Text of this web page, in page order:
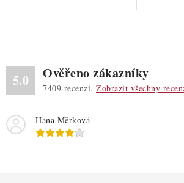
5.0 Ověřeno zákazníky
7409 recenzí. Zobrazit všechny
Hana Měrková